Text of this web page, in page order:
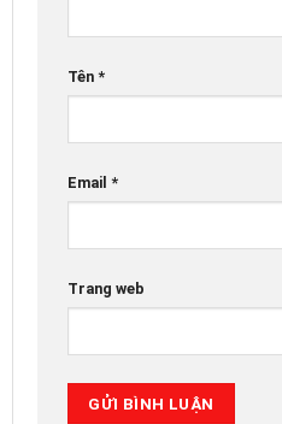
Tên *
Email *
Trang web